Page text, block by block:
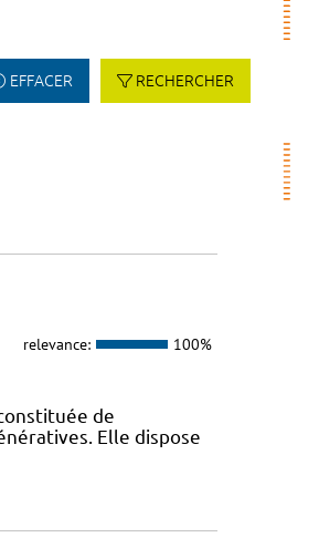
EFFACER RECHERCHER
relevance: 100%
de
Elle dispose